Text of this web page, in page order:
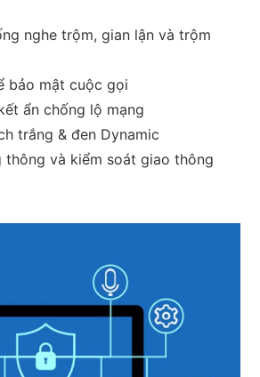
nghe trộm, gian lận và trộm
bảo mật cuộc gọi
ẩn chống lộ mạng
trắng & đen Dynamic
thông và kiểm soát giao thông